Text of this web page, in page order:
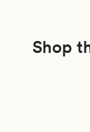
Shop